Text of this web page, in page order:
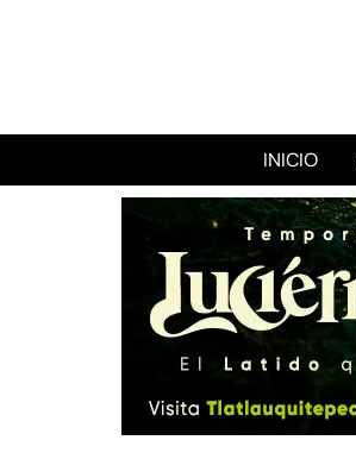
INICIO